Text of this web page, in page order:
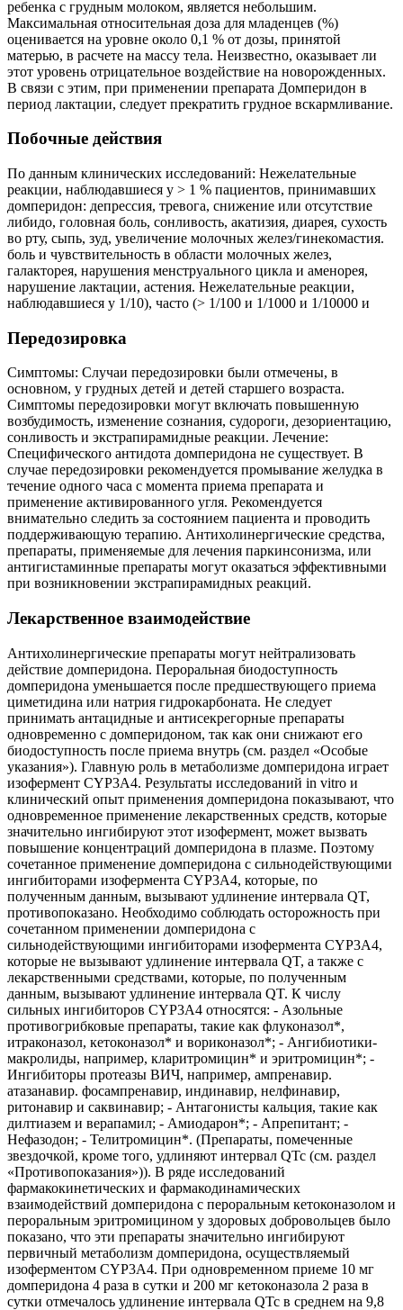
ребенка с грудным молоком, является небольшим.
Максимальная относительная доза для младенцев (%)
оценивается на уровне около 0,1 % от дозы, принятой
матерью, в расчете на массу тела. Неизвестно, оказывает ли
этот уровень отрицательное воздействие на новорожденных.
В связи с этим, при применении препарата Домперидон в
период лактации, следует прекратить грудное вскармливание.
Побочные действия
По данным клинических исследований: Нежелательные
реакции, наблюдавшиеся у > 1 % пациентов, принимавших
домперидон: депрессия, тревога, снижение или отсутствие
либидо, головная боль, сонливость, акатизия, диарея, сухость
во рту, сыпь, зуд, увеличение молочных желез/гинекомастия.
боль и чувствительность в области молочных желез,
галакторея, нарушения менструального цикла и аменорея,
нарушение лактации, астения. Нежелательные реакции,
наблюдавшиеся у 1/10), часто (> 1/100 и 1/1000 и 1/10000 и
Передозировка
Симптомы: Случаи передозировки были отмечены, в
основном, у грудных детей и детей старшего возраста.
Симптомы передозировки могут включать повышенную
возбудимость, изменение сознания, судороги, дезориентацию,
сонливость и экстрапирамидные реакции. Лечение:
Специфического антидота домперидона не существует. В
случае передозировки рекомендуется промывание желудка в
течение одного часа с момента приема препарата и
применение активированного угля. Рекомендуется
внимательно следить за состоянием пациента и проводить
поддерживающую терапию. Антихолинергические средства,
препараты, применяемые для лечения паркинсонизма, или
антигистаминные препараты могут оказаться эффективными
при возникновении экстрапирамидных реакций.
Лекарственное взаимодействие
Антихолинергические препараты могут нейтрализовать
действие домперидона. Пероральная биодоступность
домперидона уменьшается после предшествующего приема
циметидина или натрия гидрокарбоната. Не следует
принимать антацидные и антисекрегорные препараты
одновременно с домперидоном, так как они снижают его
биодоступность после приема внутрь (см. раздел «Особые
указания»). Главную роль в метаболизме домперидона играет
изофермент CYP3A4. Результаты исследований in vitro и
клинический опыт применения домперидона показывают, что
одновременное применение лекарственных средств, которые
значительно ингибируют этот изофермент, может вызвать
повышение концентраций домперидона в плазме. Поэтому
сочетанное применение домперидона с сильнодействующими
ингибиторами изофермента CYP3A4, которые, по
полученным данным, вызывают удлинение интервала QT,
противопоказано. Необходимо соблюдать осторожность при
сочетанном применении домперидона с
сильнодействующими ингибиторами изофермента CYP3A4,
которые не вызывают удлинение интервала QT, а также с
лекарственными средствами, которые, по полученным
данным, вызывают удлинение интервала QT. К числу
сильных ингибиторов CYP3A4 относятся: - Азольные
противогрибковые препараты, такие как флуконазол*,
итраконазол, кетоконазол* и вориконазол*; - Ангибиотики-
макролиды, например, кларитромицин* и эритромицин*; -
Ингибиторы протеазы ВИЧ, например, ампренавир.
атазанавир. фосампренавир, индинавир, нелфинавир,
ритонавир и саквинавир; - Антагонисты кальция, такие как
дилтиазем и верапамил; - Амиодарон*; - Апрепитант; -
Нефазодон; - Телитромицин*. (Препараты, помеченные
звездочкой, кроме того, удлиняют интервал QTc (см. раздел
«Противопоказания»)). В ряде исследований
фармакокинетических и фармакодинамических
взаимодействий домперидона с пероральным кетоконазолом и
пероральным эритромицином у здоровых добровольцев было
показано, что эти препараты значительно ингибируют
первичный метаболизм домперидона, осуществляемый
изоферментом CYP3A4. При одновременном приеме 10 мг
домперидона 4 раза в сутки и 200 мг кетоконазола 2 раза в
сутки отмечалось удлинение интервала QTc в среднем на 9,8